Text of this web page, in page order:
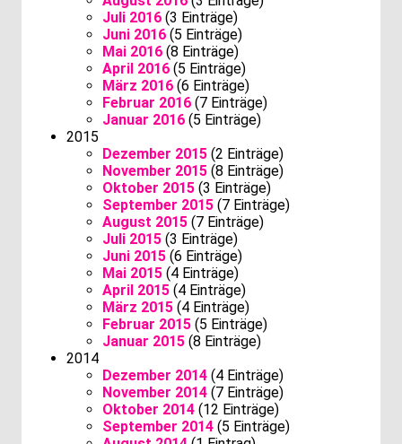
Juli 2016 (3 Einträge)
Juni 2016 (5 Einträge)
Mai 2016 (8 Einträge)
April 2016 (5 Einträge)
März 2016 (6 Einträge)
Februar 2016 (7 Einträge)
Januar 2016 (5 Einträge)
2015
Dezember 2015 (2 Einträge)
November 2015 (8 Einträge)
Oktober 2015 (3 Einträge)
September 2015 (7 Einträge)
August 2015 (7 Einträge)
Juli 2015 (3 Einträge)
Juni 2015 (6 Einträge)
Mai 2015 (4 Einträge)
April 2015 (4 Einträge)
März 2015 (4 Einträge)
Februar 2015 (5 Einträge)
Januar 2015 (8 Einträge)
2014
Dezember 2014 (4 Einträge)
November 2014 (7 Einträge)
Oktober 2014 (12 Einträge)
September 2014 (5 Einträge)